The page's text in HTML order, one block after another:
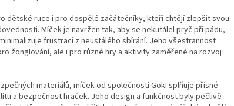
dětské ruce i pro dospělé začátečníky, kteří chtějí zlepšit svou
Míček je navržen tak, aby se nekutálel pryč při pádu,
frustraci z neustálého sbírání. Jeho všestrannost
žonglování, ale i pro různé hry a aktivity zaměřené na rozvoj
materiálů, míček od společnosti Goki splňuje přísné
a bezpečnost hraček. Jeho design a funkčnost byly pečlivě